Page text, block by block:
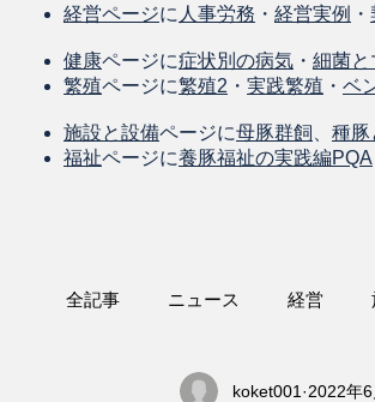
経営ページに 人事労務 ・ 経営実例 ・
健康ページに症状別の病気 ・ 細菌と
繁殖ページに繁殖2 ・ 実践繁殖 ・ ベ
施設と設備ページに母豚群飼
種豚
福祉ページに養豚福祉の実践編PQA
全記事 ニュース 経営
koket001 2022年